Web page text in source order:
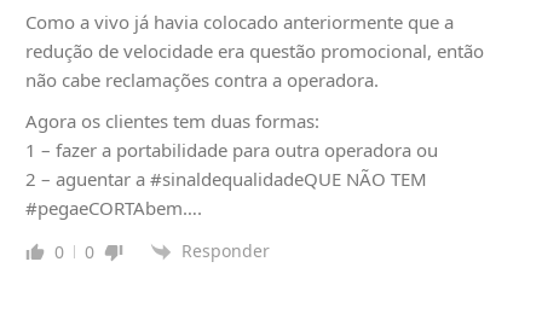
Como a vivo já havia colocado anteriormente que a
redução de velocidade era questão promocional, então
não cabe reclamações contra a operadora.
Agora os clientes tem duas formas:
1 – fazer a portabilidade para outra operadora ou
2 – aguentar a #sinaldequalidadeQUE NÃO TEM
#pegaeCORTAbem….
0 0 Responder